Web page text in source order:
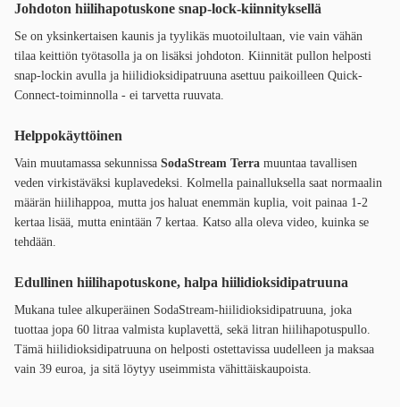
Johdoton hiilihapotuskone snap-lock-kiinnityksellä
Se on yksinkertaisen kaunis ja tyylikäs muotoilultaan, vie vain vähän
tilaa keittiön työtasolla ja on lisäksi johdoton. Kiinnität pullon helposti
snap-lockin avulla ja hiilidioksidipatruuna asettuu paikoilleen Quick-
Connect-toiminnolla - ei tarvetta ruuvata.
Helppokäyttöinen
Vain muutamassa sekunnissa SodaStream Terra muuntaa tavallisen
veden virkistäväksi kuplavedeksi. Kolmella painalluksella saat normaalin
määrän hiilihappoa, mutta jos haluat enemmän kuplia, voit painaa 1-2
kertaa lisää, mutta enintään 7 kertaa. Katso alla oleva video, kuinka se
tehdään.
Edullinen hiilihapotuskone, halpa hiilidioksidipatruuna
Mukana tulee alkuperäinen SodaStream-hiilidioksidipatruuna, joka
tuottaa jopa 60 litraa valmista kuplavettä, sekä litran hiilihapotuspullo.
Tämä hiilidioksidipatruuna on helposti ostettavissa uudelleen ja maksaa
vain 39 euroa, ja sitä löytyy useimmista vähittäiskaupoista.